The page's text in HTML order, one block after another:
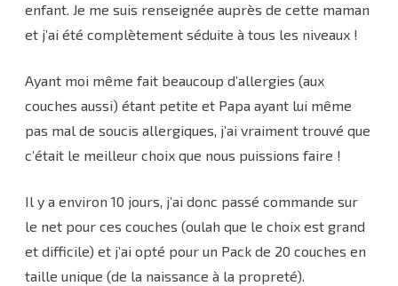
enfant. Je me suis renseignée auprès de cette maman
et j’ai été complètement séduite à tous les niveaux !
Ayant moi même fait beaucoup d’allergies (aux
couches aussi) étant petite et Papa ayant lui même
pas mal de soucis allergiques, j’ai vraiment trouvé que
c’était le meilleur choix que nous puissions faire !
Il y a environ 10 jours, j’ai donc passé commande sur
le net pour ces couches (oulah que le choix est grand
et difficile) et j’ai opté pour un Pack de 20 couches en
taille unique (de la naissance à la propreté).